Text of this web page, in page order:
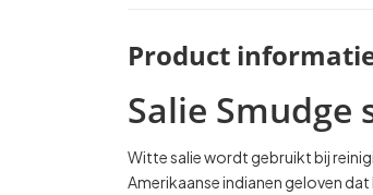
Product
Salie Smudge
Witte salie wordt gebruikt bij
Amerikaanse indianen geloven dat